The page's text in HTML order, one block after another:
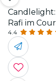
Rafi im
4.4